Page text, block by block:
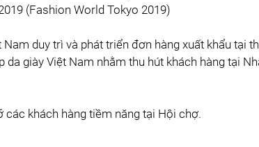
(Fashion World Tokyo 2019)
duy trì và phát triển đơn hàng xuất khẩu tại
giày Việt Nam nhằm thu hút khách hàng tại
các khách hàng tiềm năng tại Hội chợ.